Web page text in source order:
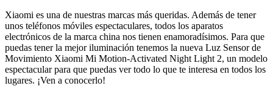
Xiaomi es una de nuestras marcas más queridas. Además de tener
unos teléfonos móviles espectaculares, todos los aparatos
electrónicos de la marca china nos tienen enamoradísimos. Para que
puedas tener la mejor iluminación tenemos la nueva Luz Sensor de
Movimiento Xiaomi Mi Motion-Activated Night Light 2, un modelo
espectacular para que puedas ver todo lo que te interesa en todos los
lugares. ¡Ven a conocerlo!